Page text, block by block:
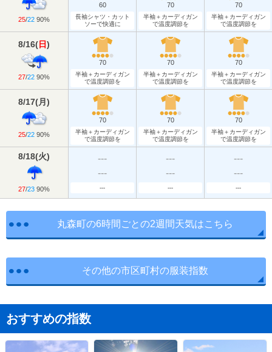
25/22 90%
60
長袖シャツ・カット
ソーで快適に
70
半袖＋カーディガン
で温度調節を
70
半袖＋カーディガン
で温度調節を
8/16(日)
27/22 90%
70
半袖＋カーディガン
で温度調節を
70
半袖＋カーディガン
で温度調節を
70
半袖＋カーディガン
で温度調節を
8/17(月 )
25/22 90%
70
半袖＋カーディガン
で温度調節を
70
半袖＋カーディガン
で温度調節を
70
半袖＋カーディガン
で温度調節を
8/18(火)
27/23 90%
---
---
---
---
---
---
---
---
---
丸森町の6時間ごとの2週間天気はこちら
その他の市区町村の服装指数
おすすめの指数